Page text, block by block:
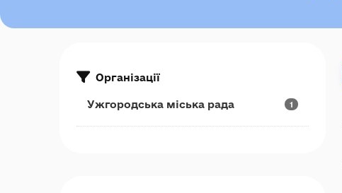
Організації
Ужгородська міська рада 1